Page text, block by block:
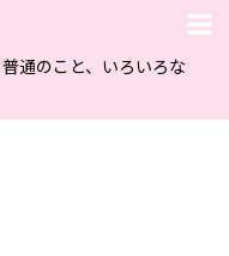
通のこと、いろいろな